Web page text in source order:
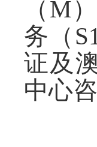
（ M
务（
证及
中心